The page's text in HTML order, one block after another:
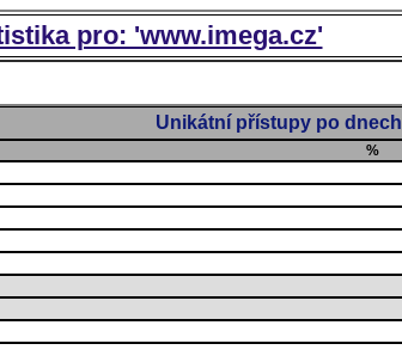
pro: 'www.imega.cz'
Unikátní přístupy po dnech
%